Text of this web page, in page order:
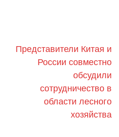
Представители Китая и
России совместно
обсудили
сотрудничество в
области лесного
хозяйства